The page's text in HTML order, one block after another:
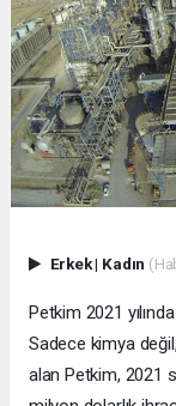
Erkek| Kadın
Petkim 2021
Sadece kimya
alan Petkim, 2021